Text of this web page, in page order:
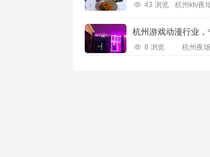
43 浏览 杭州ktv夜场
8 浏览 杭州夜